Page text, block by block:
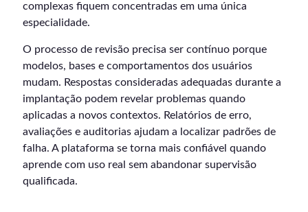
complexas fiquem concentradas em uma única
especialidade.
O processo de revisão precisa ser contínuo porque
modelos, bases e comportamentos dos usuários
mudam. Respostas consideradas adequadas durante a
implantação podem revelar problemas quando
aplicadas a novos contextos. Relatórios de erro,
avaliações e auditorias ajudam a localizar padrões de
falha. A plataforma se torna mais confiável quando
aprende com uso real sem abandonar supervisão
qualificada.